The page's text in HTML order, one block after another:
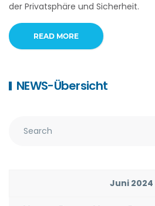
der Privatsphäre und Sicherheit.
READ MORE
NEWS-Übersicht
Juni 2024